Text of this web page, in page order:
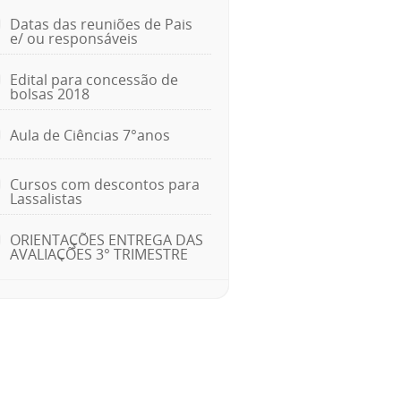
Datas das reuniões de Pais
e/ ou responsáveis
Edital para concessão de
bolsas 2018
Aula de Ciências 7°anos
Cursos com descontos para
Lassalistas
ORIENTAÇÕES ENTREGA DAS
AVALIAÇÕES 3° TRIMESTRE